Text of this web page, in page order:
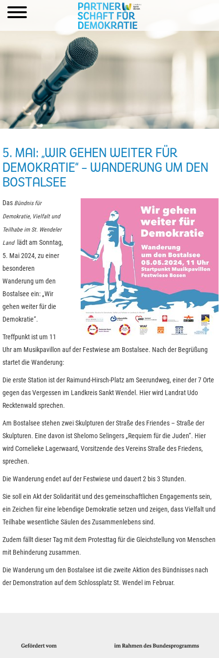
5. MAI: „WIR GEHEN WEITER FÜR
DEMOKRATIE“ – WANDERUNG UM DEN
BOSTALSEE
Das Bündnis für
Demokratie, Vielfalt und
Teilhabe im St. Wendeler
Land lädt am Sonntag,
5. Mai 2024, zu einer
besonderen
Wanderung um den
Bostalsee ein: „Wir
gehen weiter für die
Demokratie“.
Treffpunkt ist um 11
Uhr am Musikpavillon auf der Festwiese am Bostalsee. Nach der Begrüßung
startet die Wanderung:
Die erste Station ist der Raimund-Hirsch-Platz am Seerundweg, einer der 7 Orte
gegen das Vergessen im Landkreis Sankt Wendel. Hier wird Landrat Udo
Recktenwald sprechen.
Am Bostalsee stehen zwei Skulpturen der Straße des Friendes – Straße der
Skulpturen. Eine davon ist Shelomo Selingers „Requiem für die Juden“. Hier
wird Cornelieke Lagerwaard, Vorsitzende des Vereins Straße des Friedens,
sprechen.
Die Wanderung endet auf der Festwiese und dauert 2 bis 3 Stunden.
Sie soll ein Akt der Solidarität und des gemeinschaftlichen Engagements sein,
ein Zeichen für eine lebendige Demokratie setzen und zeigen, dass Vielfalt und
Teilhabe wesentliche Säulen des Zusammenlebens sind.
Zudem fällt dieser Tag mit dem Protesttag für die Gleichstellung von Menschen
mit Behinderung zusammen.
Die Wanderung um den Bostalsee ist die zweite Aktion des Bündnisses nach
der Demonstration auf dem Schlossplatz St. Wendel im Februar.